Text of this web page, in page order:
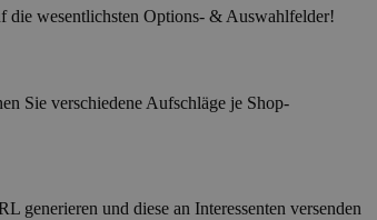
die wesentlichsten Options- & Auswahlfelder!
Sie verschiedene Aufschläge je Shop-
generieren und diese an Interessenten versenden